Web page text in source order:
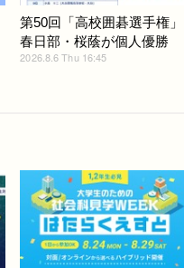
第50回「高校囲碁選手権」
春日部・桜蔭が個人優勝
2026.8.6 Thu 16:45